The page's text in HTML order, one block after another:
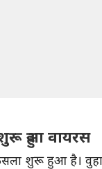
हुआ वायरस
शुरू हुआ है।